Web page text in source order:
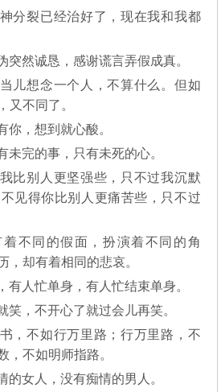
裂已经治好了，现在我和我都
然诚恳，感谢谎言弄假成真。
想念一个人，不算什么。但如
又不同了。
，想到就心酸。
完的事，只有未死的心。
别人更坚强些，只不过我沉默
见得你比别人更痛苦些，只不过
同的假面，扮演着不同的角
，却有着相同的悲哀。
人忙单身，有人忙结束单身。
，不开心了就过会儿再笑。
不如行万里路；行万里路，不
，不如明师指路。
女人，没有痴情的男人。